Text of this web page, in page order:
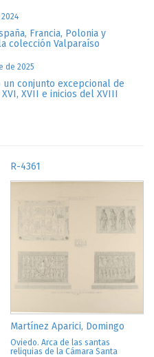
Francia, Polonia y
colección Valparaíso
de 2025
un conjunto excepcional de
XVII e inicios del XVIII
R-4361
Martínez Aparici, Domingo
Oviedo. Arca de las santas
reliquias de la Cámara Santa